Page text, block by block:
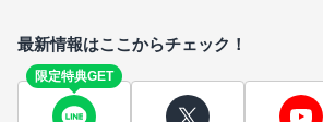
最新情報はここからチェック！
限定特典GET